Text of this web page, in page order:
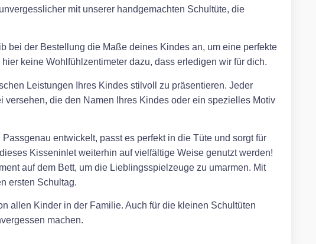
mit unserer handgemachten Schultüte, die
bei der Bestellung die Maße deines Kindes an, um eine perfekte
keine Wohlfühlzentimeter dazu, dass erledigen wir für dich.
Leistungen Ihres Kindes stilvoll zu präsentieren. Jeder
die den Namen Ihres Kindes oder ein spezielles Motiv
entwickelt, passt es perfekt in die Tüte und sorgt für
Kisseninlet weiterhin auf vielfältige Weise genutzt werden!
auf dem Bett, um die Lieblingsspielzeuge zu umarmen. Mit
ersten Schultag.
allen Kinder in der Familie. Auch für die kleinen Schultüten
machen.